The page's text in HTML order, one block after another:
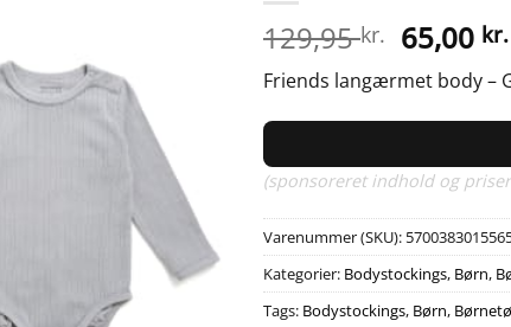
129,95kr. Den
pris
var:
65,00 kr.
Friends langærmet body –
(sponsoreret indhold og
Varenummer (SKU):
Kategorier: Bodystockings, Børn,
Tags: Bodystockings, Børn,